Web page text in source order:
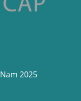
2025